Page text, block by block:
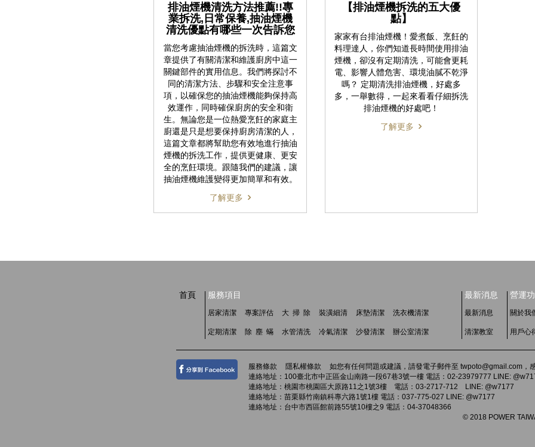
排油煙機清洗方法推薦!!專
業拆洗,日常保養,抽油煙機
清洗優點有哪些一次告訴您
當您考慮抽油煙機的拆洗時，這篇文
章提供了有關清潔和維護廚房中這一
關鍵部件的實用信息。我們將探討不
同的清潔方法、步驟和安全注意事
項，以確保您的抽油煙機能夠保持高
效運作，同時確保廚房的安全和衛
生。無論您是一位熱愛烹飪的家庭主
廚還是只是想要保持廚房清潔的人，
這篇文章都將幫助您有效地進行抽油
煙機的拆洗工作，提供更健康、更安
全的烹飪環境。跟隨我們的建議，讓
抽油煙機維護變得更加簡單和有效。
了解更多
【排油煙機拆洗的五大優
點】
家家有台排油煙機！愛煮飯、烹飪的
料理達人，你們知道長時間使用排油
煙機，卻沒有定期清洗，可能會更耗
電、影響人體危害、環境油膩不乾淨
嗎？ 定期清洗排油煙機，好處多
多，一舉數得，一起來看看仔細拆洗
排油煙機的好處吧！
了解更多
首頁 服務項目
居家清潔 專案評估 大 掃 除 裝潢細清 床墊清潔 洗衣機清潔
定期清潔 除 塵 蟎 水管清洗 冷氣清潔 沙發清潔 辦公室清潔
最新消息
最新消息
清潔教室
營運
關於我
用戶心
服務條款 隱私權條款
如您有任何問題或建議，請發電子郵件至 twpoto@gmail.com，
連絡地址：100臺北市中正區金山南路一段67巷3號一樓 電話：02-23979777 LINE:
連絡地址：桃園市桃園區大原路11之1號3樓 電話：03-2717-712 LINE: @w7177
連絡地址：苗栗縣竹南鎮科專六路1號1樓 電話：037-775-027 LINE: @w7177
連絡地址：台中市西區館前路55號10樓之9 電話：04-37048366
© 2018 POWER